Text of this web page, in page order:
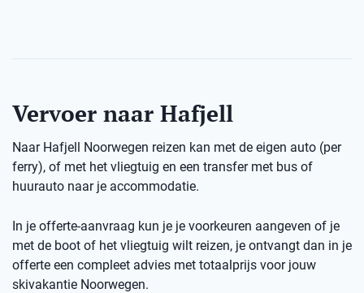
Vervoer naar Hafjell
Naar Hafjell Noorwegen reizen kan met de eigen auto (per
ferry), of met het vliegtuig en een transfer met bus of
huurauto naar je accommodatie.
In je offerte-aanvraag kun je je voorkeuren aangeven of je
met de boot of het vliegtuig wilt reizen, je ontvangt dan in je
offerte een compleet advies met totaalprijs voor jouw
skivakantie Noorwegen.